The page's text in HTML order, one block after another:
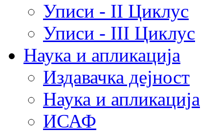
Уписи - II Циклус
Уписи - III Циклус
Наука и апликација
Издавачка дејност
Наука и апликација
ИСАФ